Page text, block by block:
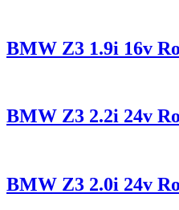
BMW Z3 1.9i 16v
BMW Z3 2.2i 24v
BMW Z3 2.0i 24v